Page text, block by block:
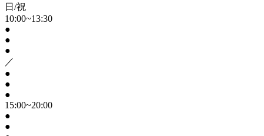
日/祝
10:00~13:30
●
●
●
／
●
●
●
15:00~20:00
●
●